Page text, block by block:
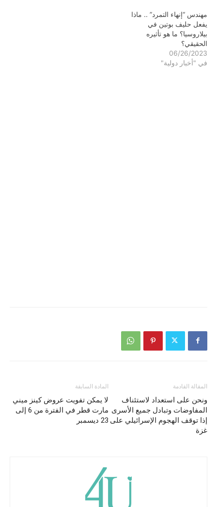
مهندس “إنهاء التمرد” .. ماذا
يفعل حليف بوتين في
بيلاروسيا؟ ما هو تأثيره
الحقيقي؟
06/26/2023
في "أخبار دولية"
المادة السابقة
لا يمكن تفويت عروض كينز ميني
مارت قطر في الفترة من 6 إلى
23 ديسمبر
المقالة القادمة
ونحن على استعداد لاستئناف
المفاوضات وتبادل جميع الأسرى
إذا توقف الهجوم الإسرائيلي على
غزة